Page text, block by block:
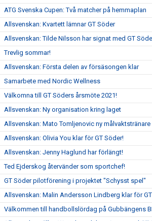
ATG Svenska Cupen: Två matcher på hemmaplan
Allsvenskan: Kvartett lämnar GT Söder
Allsvenskan: Tilde Nilsson har signat med GT
Trevlig sommar!
Allsvenskan: Första delen av försäsongen klar
Samarbete med Nordic Wellness
Välkomna till GT Söders årsmöte 2021!
Allsvenskan: Ny organisation kring laget
Allsvenskan: Mato Tomljenovic ny målvaktstränare
Allsvenskan: Olivia You klar för GT Söder!
Allsvenskan: Jenny Haglund har förlängt!
Ted Ejderskog återvänder som sportchef!
GT Söder pilotförening i projektet "Schysst spel"
Allsvenskan: Malin Andersson Lindberg klar för
Välkommen till handbollslördag på Gubbängens